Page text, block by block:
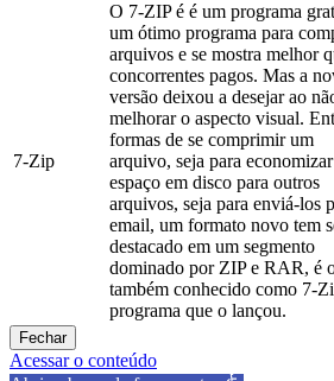
7-Zip
O 7-ZIP é é um programa
um ótimo programa para
arquivos e se mostra melhor
concorrentes pagos. Mas a
versão deixou a desejar ao
melhorar o aspecto visual.
formas de se comprimir um
arquivo, seja para economizar
espaço em disco para outros
arquivos, seja para enviá-los
email, um formato novo tem
destacado em um segmento
dominado por ZIP e RAR, é
também conhecido como 7-
programa que o lançou.
Fechar
Acessar o conteúdo